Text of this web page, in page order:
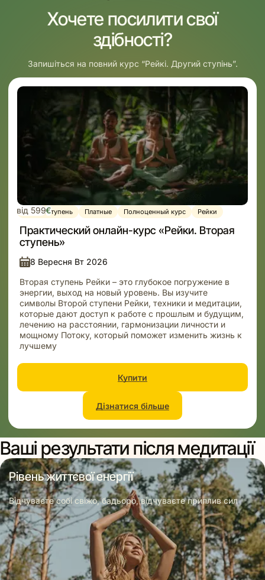
Хочете посилити свої
здібності?
Запишіться на повний курс “Рейкі. Другий ступінь”.
Вторая ступень Платные Полноценный курс Рейки
Практический онлайн-курс «Рейки. Вторая
ступень»
8 Вересня Вт 2026
Вторая ступень Рейки – это глубокое погружение в
энергии, выход на новый уровень. Вы изучите
символы Второй ступени Рейки, техники и медитации,
которые дают доступ к работе с прошлым и будущим,
лечению на расстоянии, гармонизации личности и
мощному Потоку, который поможет изменить жизнь к
лучшему
Купити
Дізнатися більше
від 599€
Ваші результати після медитації
Рівень життєвої енергії
Відчуваєте собі свіжо, бадьоро, відчуваєте приплив сил